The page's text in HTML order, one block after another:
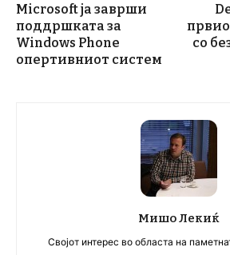
Microsoft ја заврши
поддршката за
Windows Phone
опертивниот систем
со
Мишо Лекиќ
Својот интерес во областа на